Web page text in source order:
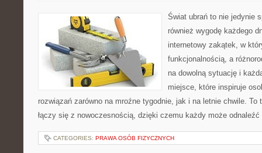
Świat ubrań to nie jedynie
również wygodę każdego
internetowy zakątek, w
funkcjonalnością, a
na dowolną sytuację i
miejsce, które inspiruje
rozwiązań zarówno na mroźne tygodnie, jak i na letnie chwile. To
łączy się z nowoczesnością, dzięki czemu każdy może
CATEGORIES: PRAWA OSÓB FIZYCZNYCH